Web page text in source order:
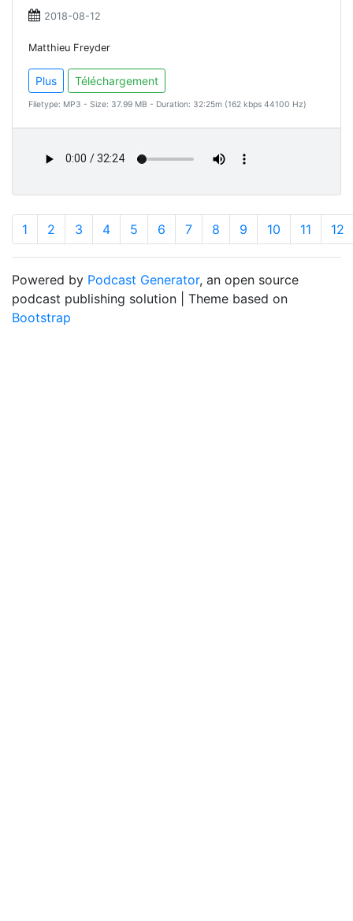
2018-08-12
Matthieu Freyder
Plus Téléchargement
Filetype: MP3 - Size: 37.99 MB - Duration: 32:25m (162 kbps 44100 Hz)
1 2 3 4 5 6 7 8 9 10 11 12
Powered by Podcast Generator, an open source
podcast publishing solution | Theme based on
Bootstrap